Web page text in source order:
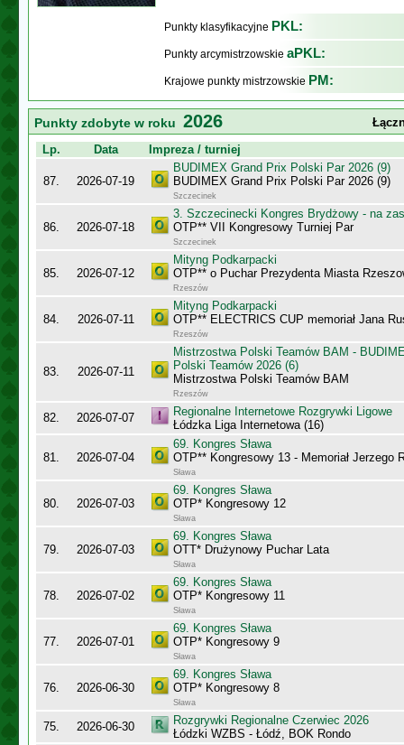
Punkty klasyfikacyjne PKL:
Punkty arcymistrzowskie aPKL:
Krajowe punkty mistrzowskie PM:
Punkty zdobyte w roku 2026
Lp.
Data Impreza / turniej
87. 2026-07-19
BUDIMEX Grand Prix Polski Par 2026 (9)
BUDIMEX Grand Prix Polski Par 2026 (9)
Szczecinek
86. 2026-07-18
3. Szczecinecki Kongres Brydżowy - na
OTP** VII Kongresowy Turniej Par
Szczecinek
85. 2026-07-12
Mityng Podkarpacki
OTP** o Puchar Prezydenta Miasta
Rzeszów
84. 2026-07-11
Mityng Podkarpacki
OTP** ELECTRICS CUP memoriał Jana
Rzeszów
83. 2026-07-11
Mistrzostwa Polski Teamów BAM -
Polski Teamów 2026 (6)
Mistrzostwa Polski Teamów BAM
Rzeszów
82. 2026-07-07
Regionalne Internetowe Rozgrywki Ligowe
Łódzka Liga Internetowa (16)
81. 2026-07-04
69. Kongres Sława
OTP** Kongresowy 13 - Memoriał Jerzego
Sława
80. 2026-07-03
69. Kongres Sława
OTP* Kongresowy 12
Sława
79. 2026-07-03
69. Kongres Sława
OTT* Drużynowy Puchar Lata
Sława
78. 2026-07-02
69. Kongres Sława
OTP* Kongresowy 11
Sława
77. 2026-07-01
69. Kongres Sława
OTP* Kongresowy 9
Sława
76. 2026-06-30
69. Kongres Sława
OTP* Kongresowy 8
Sława
75. 2026-06-30
Rozgrywki Regionalne Czerwiec 2026
Łódzki WZBS - Łódź, BOK Rondo